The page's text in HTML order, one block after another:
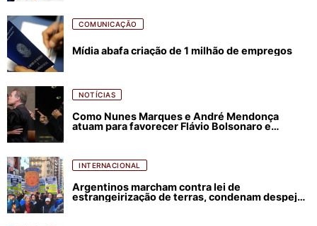
COMUNICAÇÃO
Mídia abafa criação de 1 milhão de empregos
NOTÍCIAS
Como Nunes Marques e André Mendonça
atuam para favorecer Flávio Bolsonaro e
INTERNACIONAL
Argentinos marcham contra lei de
estrangeirização de terras, condenam despejos